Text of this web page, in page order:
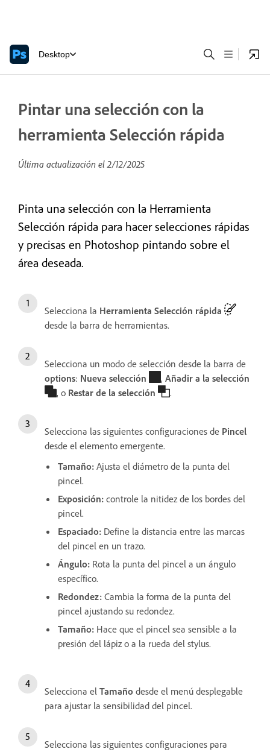
Desktop
Pintar una selección con la
herramienta Selección rápida
Última actualización el2/12/2025
Pinta una selección con la Herramienta
Selección rápida para hacer selecciones rápidas
y precisas en Photoshop pintando sobre el
área deseada.
Selecciona la Herramienta Selección rápida
desde la barra de herramientas.
Selecciona un modo de selección desde la barra de
options: Nueva selección , Añadir a la selección
, o Restar de la selección .
Selecciona las siguientes configuraciones de Pincel
desde el elemento emergente.
Tamaño: Ajusta el diámetro de la punta del
pincel.
Exposición: controle la nitidez de los bordes del
pincel.
Espaciado: Define la distancia entre las marcas
del pincel en un trazo.
Ángulo: Rota la punta del pincel a un ángulo
específico.
Redondez: Cambia la forma de la punta del
pincel ajustando su redondez.
Tamaño: Hace que el pincel sea sensible a la
presión del lápiz o a la rueda del stylus.
Selecciona el Tamaño desde el menú desplegable
para ajustar la sensibilidad del pincel.
Selecciona las siguientes configuraciones para